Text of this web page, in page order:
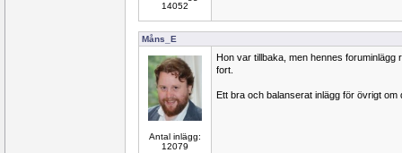
14052
Måns_E
Antal inlägg:
12079
Hon var tillbaka, men hennes foruminlägg
fort.
Ett bra och balanserat inlägg för övrigt om